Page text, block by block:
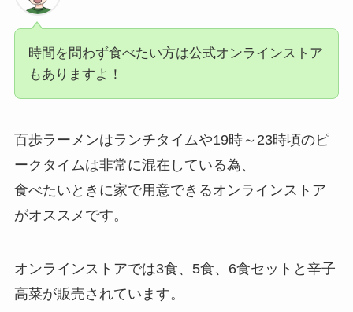
時間を問わず食べたい方は公式オンラインストア
もありますよ！
百歩ラーメンはランチタイムや19時～23時頃のピ
ークタイムは非常に混在している為、
食べたいときに家で用意できるオンラインストア
がオススメです。
オンラインストアでは3食、5食、6食セットと辛子
高菜が販売されています。